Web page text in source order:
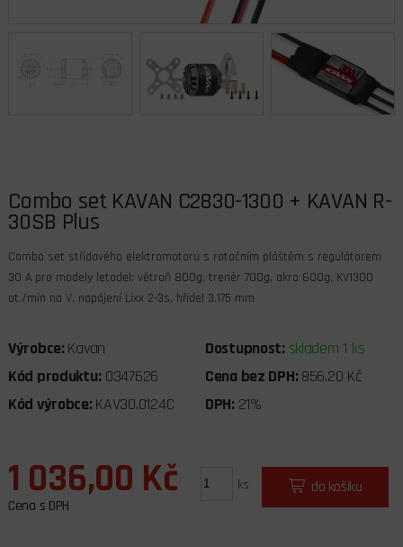
Combo set KAVAN C2830-1300 + KAVAN R-
30SB Plus
Combo set střídavého elektromotoru s rotačním pláštěm s regulátorem
30 A pro modely letadel: větroň 800g, trenér 700g, akro 600g, KV1300
ot./min na V, napájení Lixx 2-3s, hřídel 3.175 mm
Výrobce: Kavan Dostupnost: skladem 1 ks
Kód produktu: 0347626 Cena bez DPH: 856,20 Kč
Kód výrobce: KAV30.0124C DPH: 21%
1 036,00 Kč
Cena s DPH
ks do košíku